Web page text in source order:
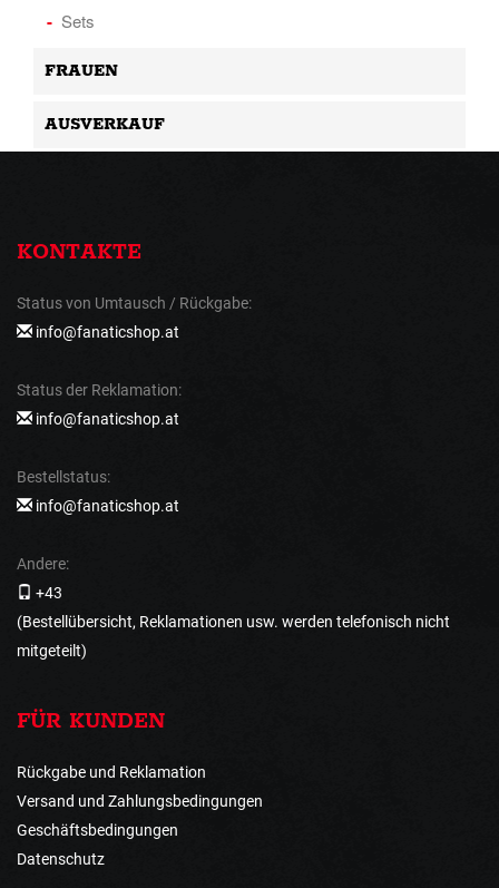
Sets
FRAUEN
AUSVERKAUF
KONTAKTE
Status von Umtausch / Rückgabe:
info@fanaticshop.at
Status der Reklamation:
info@fanaticshop.at
Bestellstatus:
info@fanaticshop.at
Andere:
+43
(Bestellübersicht, Reklamationen usw. werden telefonisch nicht
mitgeteilt)
FÜR KUNDEN
Rückgabe und Reklamation
Versand und Zahlungsbedingungen
Geschäftsbedingungen
Datenschutz